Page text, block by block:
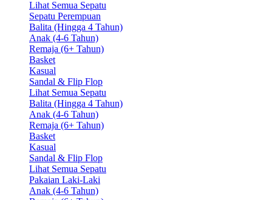
Lihat Semua Sepatu
Sepatu Perempuan
Balita (Hingga 4 Tahun)
Anak (4-6 Tahun)
Remaja (6+ Tahun)
Basket
Kasual
Sandal & Flip Flop
Lihat Semua Sepatu
Balita (Hingga 4 Tahun)
Anak (4-6 Tahun)
Remaja (6+ Tahun)
Basket
Kasual
Sandal & Flip Flop
Lihat Semua Sepatu
Pakaian Laki-Laki
Anak (4-6 Tahun)